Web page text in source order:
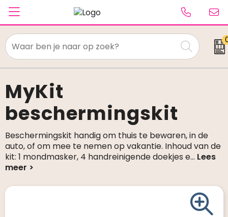
Textiel
Paraplu's
Caps & Beanies
Tassen
Drinkwaren
MyKit
beschermingskit
Beschermingskit handig om thuis te bewaren, in de
auto, of om mee te nemen op vakantie. Inhoud van de
kit: 1 mondmasker, 4 handreinigende doekjes e...